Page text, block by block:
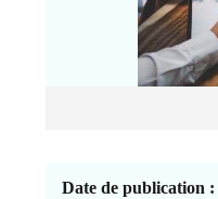
Date de publication :